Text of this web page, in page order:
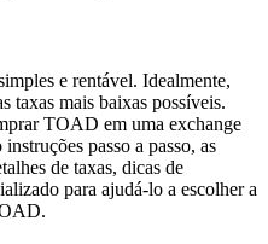
garantia
e rentável. Idealmente,
taxas mais baixas possíveis.
TOAD em uma exchange
passo a passo, as
de taxas, dicas de
para ajudá-lo a escolher a